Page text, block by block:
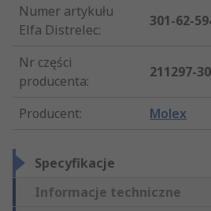
Numer artykułu
Elfa Distrelec:
301-62-
Nr części
producenta:
211297-
Producent: Molex
Specyfikacje
Informacje techniczne